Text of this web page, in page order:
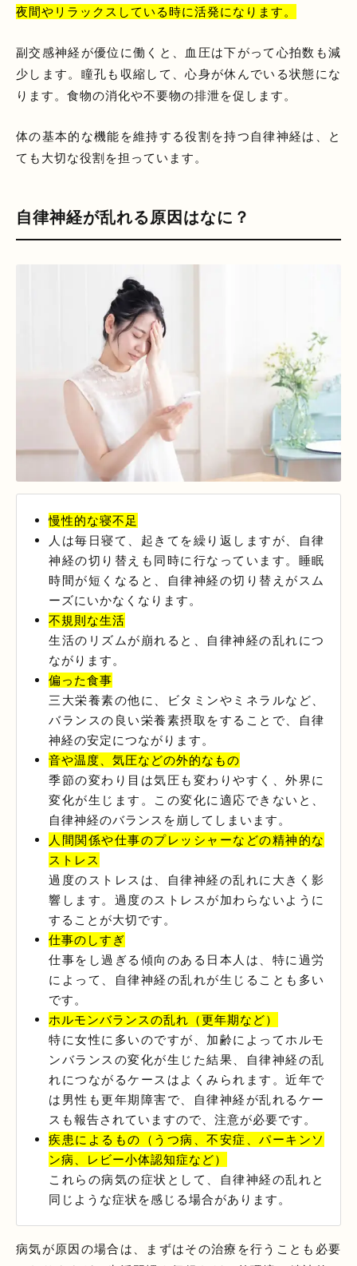
夜間やリラックスしている時に活発になります。
副交感神経が優位に働くと、血圧は下がって心拍数も減
少します。瞳孔も収縮して、心身が休んでいる状態にな
ります。食物の消化や不要物の排泄を促します。
体の基本的な機能を維持する役割を持つ自律神経は、と
ても大切な役割を担っています。
自律神経が乱れる原因はなに？
慢性的な寝不足
人は毎日寝て、起きてを繰り返しますが、自律
神経の切り替えも同時に行なっています。睡眠
時間が短くなると、自律神経の切り替えがスム
ーズにいかなくなります。
不規則な生活
生活のリズムが崩れると、自律神経の乱れにつ
ながります。
偏った食事
三大栄養素の他に、ビタミンやミネラルなど、
バランスの良い栄養素摂取をすることで、自律
神経の安定につながります。
音や温度、気圧などの外的なもの
季節の変わり目は気圧も変わりやすく、外界に
変化が生じます。この変化に適応できないと、
自律神経のバランスを崩してしまいます。
人間関係や仕事のプレッシャーなどの精神的な
ストレス
過度のストレスは、自律神経の乱れに大きく影
響します。過度のストレスが加わらないように
することが大切です。
仕事のしすぎ
仕事をし過ぎる傾向のある日本人は、特に過労
によって、自律神経の乱れが生じることも多い
です。
ホルモンバランスの乱れ（更年期など）
特に女性に多いのですが、加齢によってホルモ
ンバランスの変化が生じた結果、自律神経の乱
れにつながるケースはよくみられます。近年で
は男性も更年期障害で、自律神経が乱れるケー
スも報告されていますので、注意が必要です。
疾患によるもの（うつ病、不安症、パーキンソ
ン病、レビー小体認知症など）
これらの病気の症状として、自律神経の乱れと
同じような症状を感じる場合があります。
病気が原因の場合は、まずはその治療を行うことも必要